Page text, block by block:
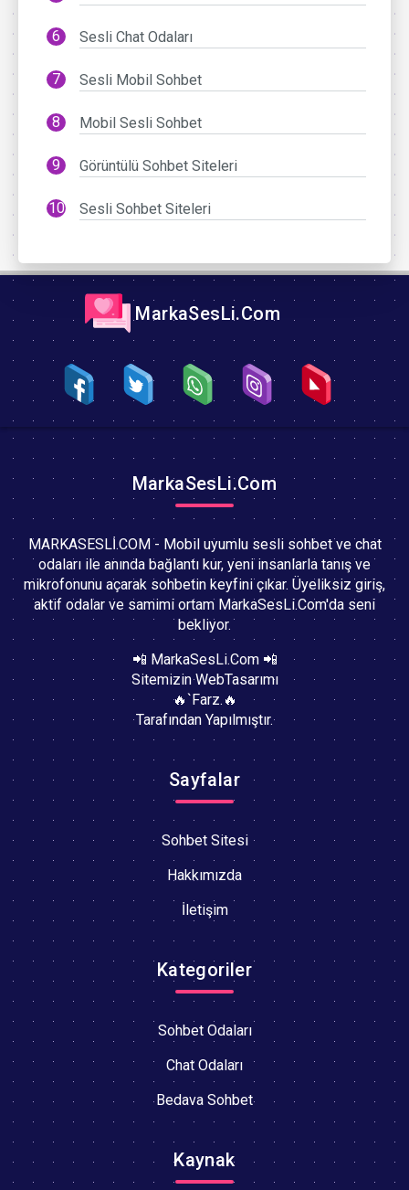
Sesli Chat Odaları
Sesli Mobil Sohbet
Mobil Sesli Sohbet
Görüntülü Sohbet Siteleri
Sesli Sohbet Siteleri
MarkaSesLi.Com
MarkaSesLi.Com
MARKASESLİ.COM - Mobil uyumlu sesli sohbet ve chat
odaları ile anında bağlantı kur, yeni insanlarla tanış ve
mikrofonunu açarak sohbetin keyfini çıkar. Üyeliksiz giriş,
aktif odalar ve samimi ortam MarkaSesLi.Com'da seni
bekliyor.
📲 MarkaSesLi.Com 📲
Sitemizin WebTasarımı
🔥`Farz.🔥
Tarafından Yapılmıştır.
Sayfalar
Sohbet Sitesi
Hakkımızda
İletişim
Kategoriler
Sohbet Odaları
Chat Odaları
Bedava Sohbet
Kaynak